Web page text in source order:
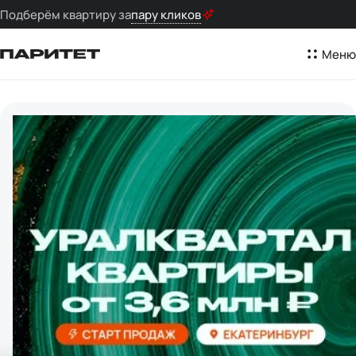
Подберём квартиру запару кликов
Меню